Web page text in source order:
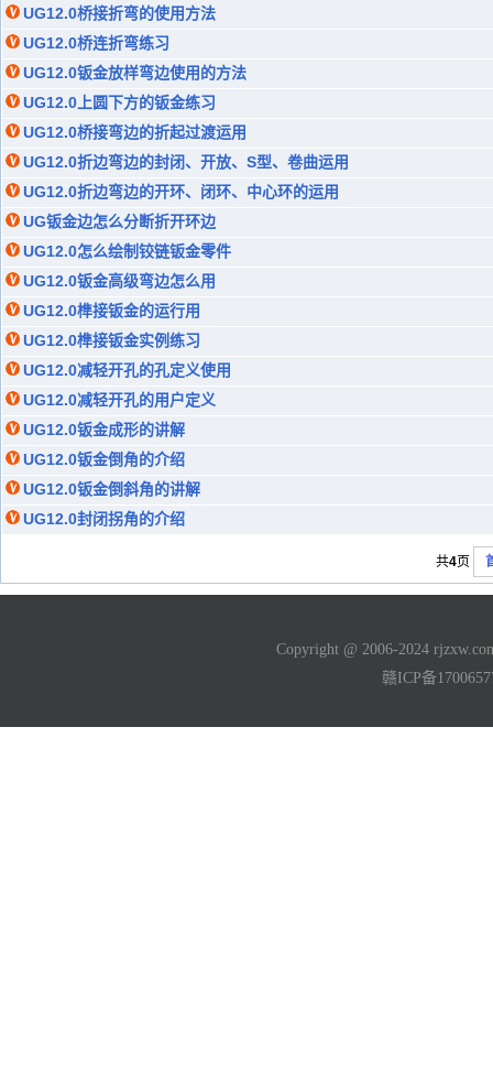
UG12.0桥接折弯的使用方法
UG12.0桥连折弯练习
UG12.0钣金放样弯边使用的方法
UG12.0上圆下方的钣金练习
UG12.0桥接弯边的折起过渡运用
UG12.0折边弯边的封闭、开放、S型、卷曲运用
UG12.0折边弯边的开环、闭环、中心环的运用
UG钣金边怎么分断折开环边
UG12.0怎么绘制铰链钣金零件
UG12.0钣金高级弯边怎么用
UG12.0榫接钣金的运行用
UG12.0榫接钣金实例练习
UG12.0减轻开孔的孔定义使用
UG12.0减轻开孔的用户定义
UG12.0钣金成形的讲解
UG12.0钣金倒角的介绍
UG12.0钣金倒斜角的讲解
UG12.0封闭拐角的介绍
共4页
Copyright @ 2006-2024
赣ICP备